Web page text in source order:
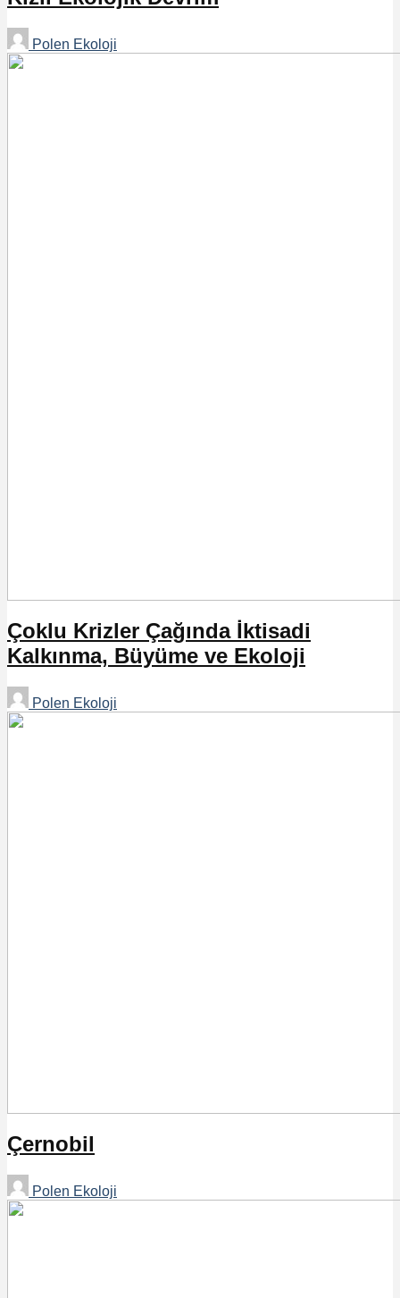
Polen Ekoloji
Çoklu Krizler Çağında İktisadi
Kalkınma, Büyüme ve Ekoloji
Polen Ekoloji
Çernobil
Polen Ekoloji